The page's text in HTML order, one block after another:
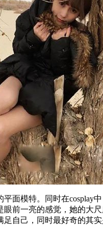
面模特。同时在cosplay
前一亮的感觉，她的大
自己，同时最好奇的其